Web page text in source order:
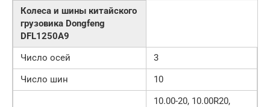
Колеса и шины китайского
грузовика Dongfeng
DFL1250A9
Число осей
3
Число шин
10
10.00-20, 10.00R20,